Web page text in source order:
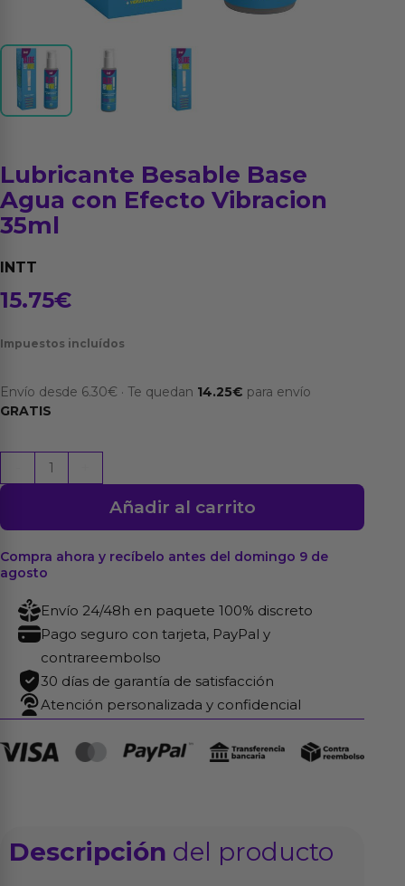
Lubricante Besable Base
Agua con Efecto Vibracion
35ml
INTT
15.75€
Impuestos incluídos
Envío desde 6.30€ · Te quedan 14.25€ para envío
GRATIS
Lubricante
Besable
Agua
con
Efecto
Vibracion
35ml
Añadir al carrito
Compra ahora y recíbelo antes del domingo 9 de
agosto
Envío 24/48h en paquete 100% discreto
Pago seguro con tarjeta, PayPal y
contrareembolso
30 días de garantía de satisfacción
Atención personalizada y confidencial
Descripción del producto